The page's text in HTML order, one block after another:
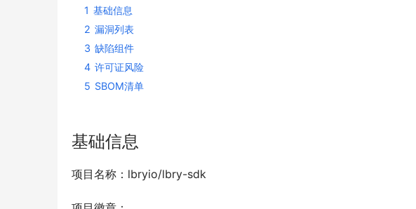
1 基础信息
2 漏洞列表
3 缺陷组件
4 许可证风险
5 SBOM清单
基础信息
项目名称：lbryio/lbry-sdk